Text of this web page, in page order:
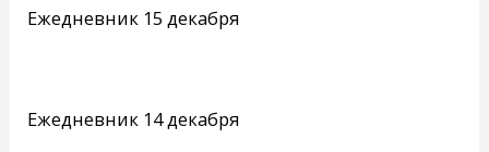
Ежедневник 15 декабря
Ежедневник 14 декабря